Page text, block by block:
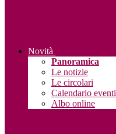
Novità
Panoramica
Le notizie
Le circolari
Calendario eventi
Albo online